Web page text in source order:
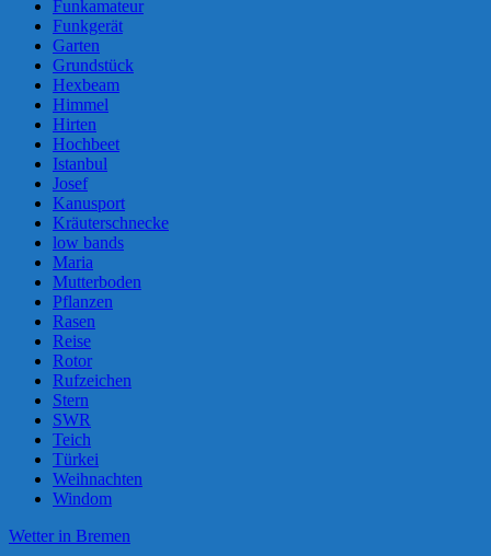
Funkamateur
Funkgerät
Garten
Grundstück
Hexbeam
Himmel
Hirten
Hochbeet
Istanbul
Josef
Kanusport
Kräuterschnecke
low bands
Maria
Mutterboden
Pflanzen
Rasen
Reise
Rotor
Rufzeichen
Stern
SWR
Teich
Türkei
Weihnachten
Windom
Wetter in Bremen